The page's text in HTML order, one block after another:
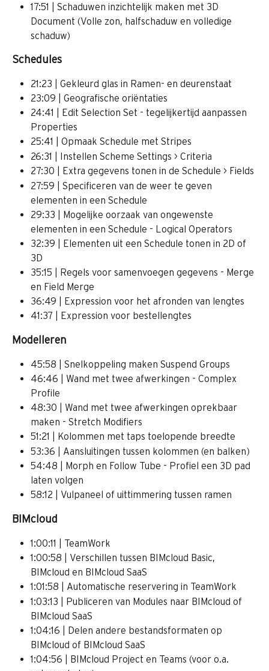
17:51 | Schaduwen inzichtelijk maken met 3D
Document (Volle zon, halfschaduw en volledige
schaduw)
Schedules
21:23 | Gekleurd glas in Ramen- en deurenstaat
23:09 | Geografische oriëntaties
24:41 | Edit Selection Set - tegelijkertijd aanpassen
Properties
25:41 | Opmaak Schedule met Stripes
26:31 | Instellen Scheme Settings > Criteria
27:30 | Extra gegevens tonen in de Schedule > Fields
27:59 | Specificeren van de weer te geven
elementen in een Schedule
29:33 | Mogelijke oorzaak van ongewenste
elementen in een Schedule - Logical Operators
32:39 | Elementen uit een Schedule tonen in 2D of
3D
35:15 | Regels voor samenvoegen gegevens - Merge
en Field Merge
36:49 | Expression voor het afronden van lengtes
41:37 | Expression voor bestellengtes
Modelleren
45:58 | Snelkoppeling maken Suspend Groups
46:46 | Wand met twee afwerkingen - Complex
Profile
48:30 | Wand met twee afwerkingen oprekbaar
maken - Stretch Modifiers
51:21 | Kolommen met taps toelopende breedte
53:36 | Aansluitingen tussen kolommen (en balken)
54:48 | Morph en Follow Tube - Profiel een 3D pad
laten volgen
58:12 | Vulpaneel of uittimmering tussen ramen
BIMcloud
1:00:11 | TeamWork
1:00:58 | Verschillen tussen BIMcloud Basic,
BIMcloud en BIMcloud SaaS
1:01:58 | Automatische reservering in TeamWork
1:03:13 | Publiceren van Modules naar BIMcloud of
BIMcloud SaaS
1:04:16 | Delen andere bestandsformaten op
BIMcloud of BIMcloud SaaS
1:04:56 | BIMcloud Project en Teams (voor o.a.